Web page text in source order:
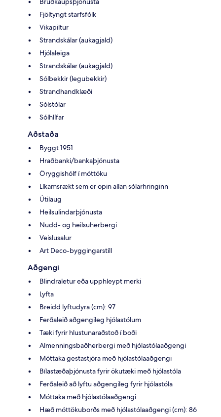
Fjöltyngt starfsfólk
Vikapiltur
Strandskálar (aukagjald)
Hjólaleiga
Strandskálar (aukagjald)
Sólbekkir (legubekkir)
Strandhandklæði
Sólstólar
Sólhlífar
Aðstaða
Byggt 1951
Hraðbanki/bankaþjónusta
Öryggishólf í móttöku
Líkamsrækt sem er opin allan sólarhringinn
Útilaug
Heilsulindarþjónusta
Nudd- og heilsuherbergi
Veislusalur
Art Deco-byggingarstíll
Aðgengi
Blindraletur eða upphleypt merki
Lyfta
Breidd lyftudyra (cm): 97
Ferðaleið aðgengileg hjólastólum
Tæki fyrir hlustunaraðstoð í boði
Almenningsbaðherbergi með hjólastólaaðgengi
Móttaka gestastjóra með hjólastólaaðgengi
Bílastæðaþjónusta fyrir ökutæki með hjólastóla
Ferðaleið að lyftu aðgengileg fyrir hjólastóla
Móttaka með hjólastólaaðgengi
Hæð móttökuborðs með hjólastólaaðgengi (cm): 86